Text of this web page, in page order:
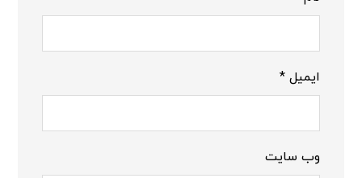
ایمیل*
وب‌ سایت